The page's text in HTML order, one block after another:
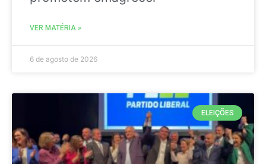
VER MATÉRIA »
6 de agosto de 2026
ELEIÇÕES